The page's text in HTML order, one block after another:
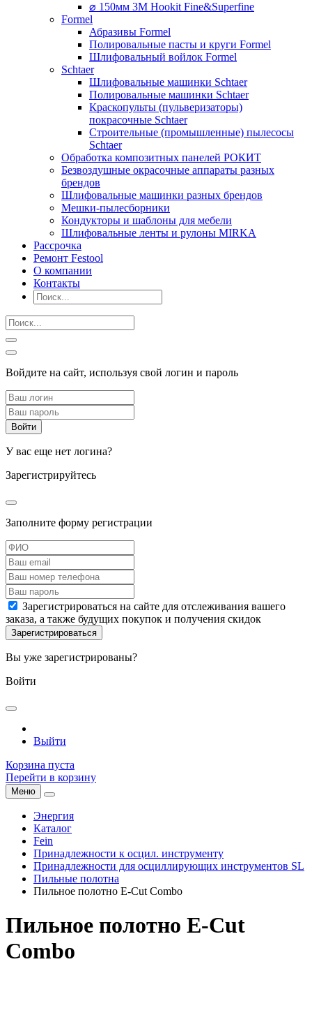
⌀ 150мм 3M Hookit Fine&Superfine
Formel
Абразивы Formel
Полировальные пасты и круги Formel
Шлифовальный войлок Formel
Schtaer
Шлифовальные машинки Schtaer
Полировальные машинки Schtaer
Краскопульты (пульверизаторы)
покрасочные Schtaer
Строительные (промышленные) пылесосы
Schtaer
Обработка композитных панелей РОКИТ
Безвоздушные окрасочные аппараты разных
брендов
Шлифовальные машинки разных брендов
Мешки-пылесборники
Кондукторы и шаблоны для мебели
Шлифовальные ленты и рулоны MIRKA
Рассрочка
Ремонт Festool
О компании
Контакты
Войдите на сайт, используя свой логин и пароль
У вас еще нет логина?
Зарегистрируйтесь
Заполните форму регистрации
Зарегистрироваться на сайте для отслеживания вашего
заказа, а также будущих покупок и получения скидок
Вы уже зарегистрированы?
Войти
Выйти
Корзина пуста
Перейти в корзину
Меню
Энергия
Каталог
Fein
Принадлежности к осцил. инструменту
Принадлежности для осциллирующих инструментов SL
Пильные полотна
Пильное полотно E-Cut Combo
Пильное полотно E-Cut
Combo